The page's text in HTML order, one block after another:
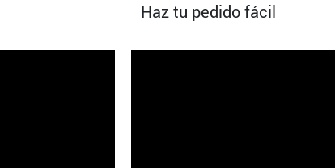
Haz tu pedido fácil